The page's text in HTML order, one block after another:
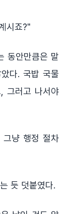
시죠?"
동안만큼은 말
다. 국밥 국물
그러고 나서야
그냥 행정 절차
듯 덧붙였다.